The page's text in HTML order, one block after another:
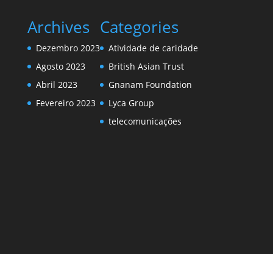
Archives
Dezembro 2023
Agosto 2023
Abril 2023
Fevereiro 2023
Categories
Atividade de caridade
British Asian Trust
Gnanam Foundation
Lyca Group
telecomunicações